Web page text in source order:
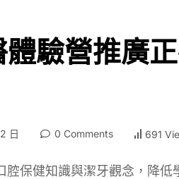
體驗營推廣
日 0 Comments 691
腔保健知識與潔牙觀念，降